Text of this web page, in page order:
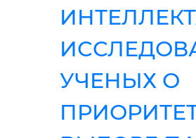
УЧЕНЫХ О